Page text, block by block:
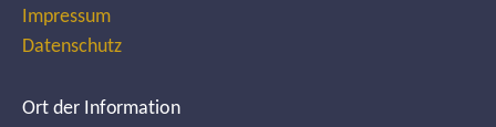
Impressum
Datenschutz
Ort der Information